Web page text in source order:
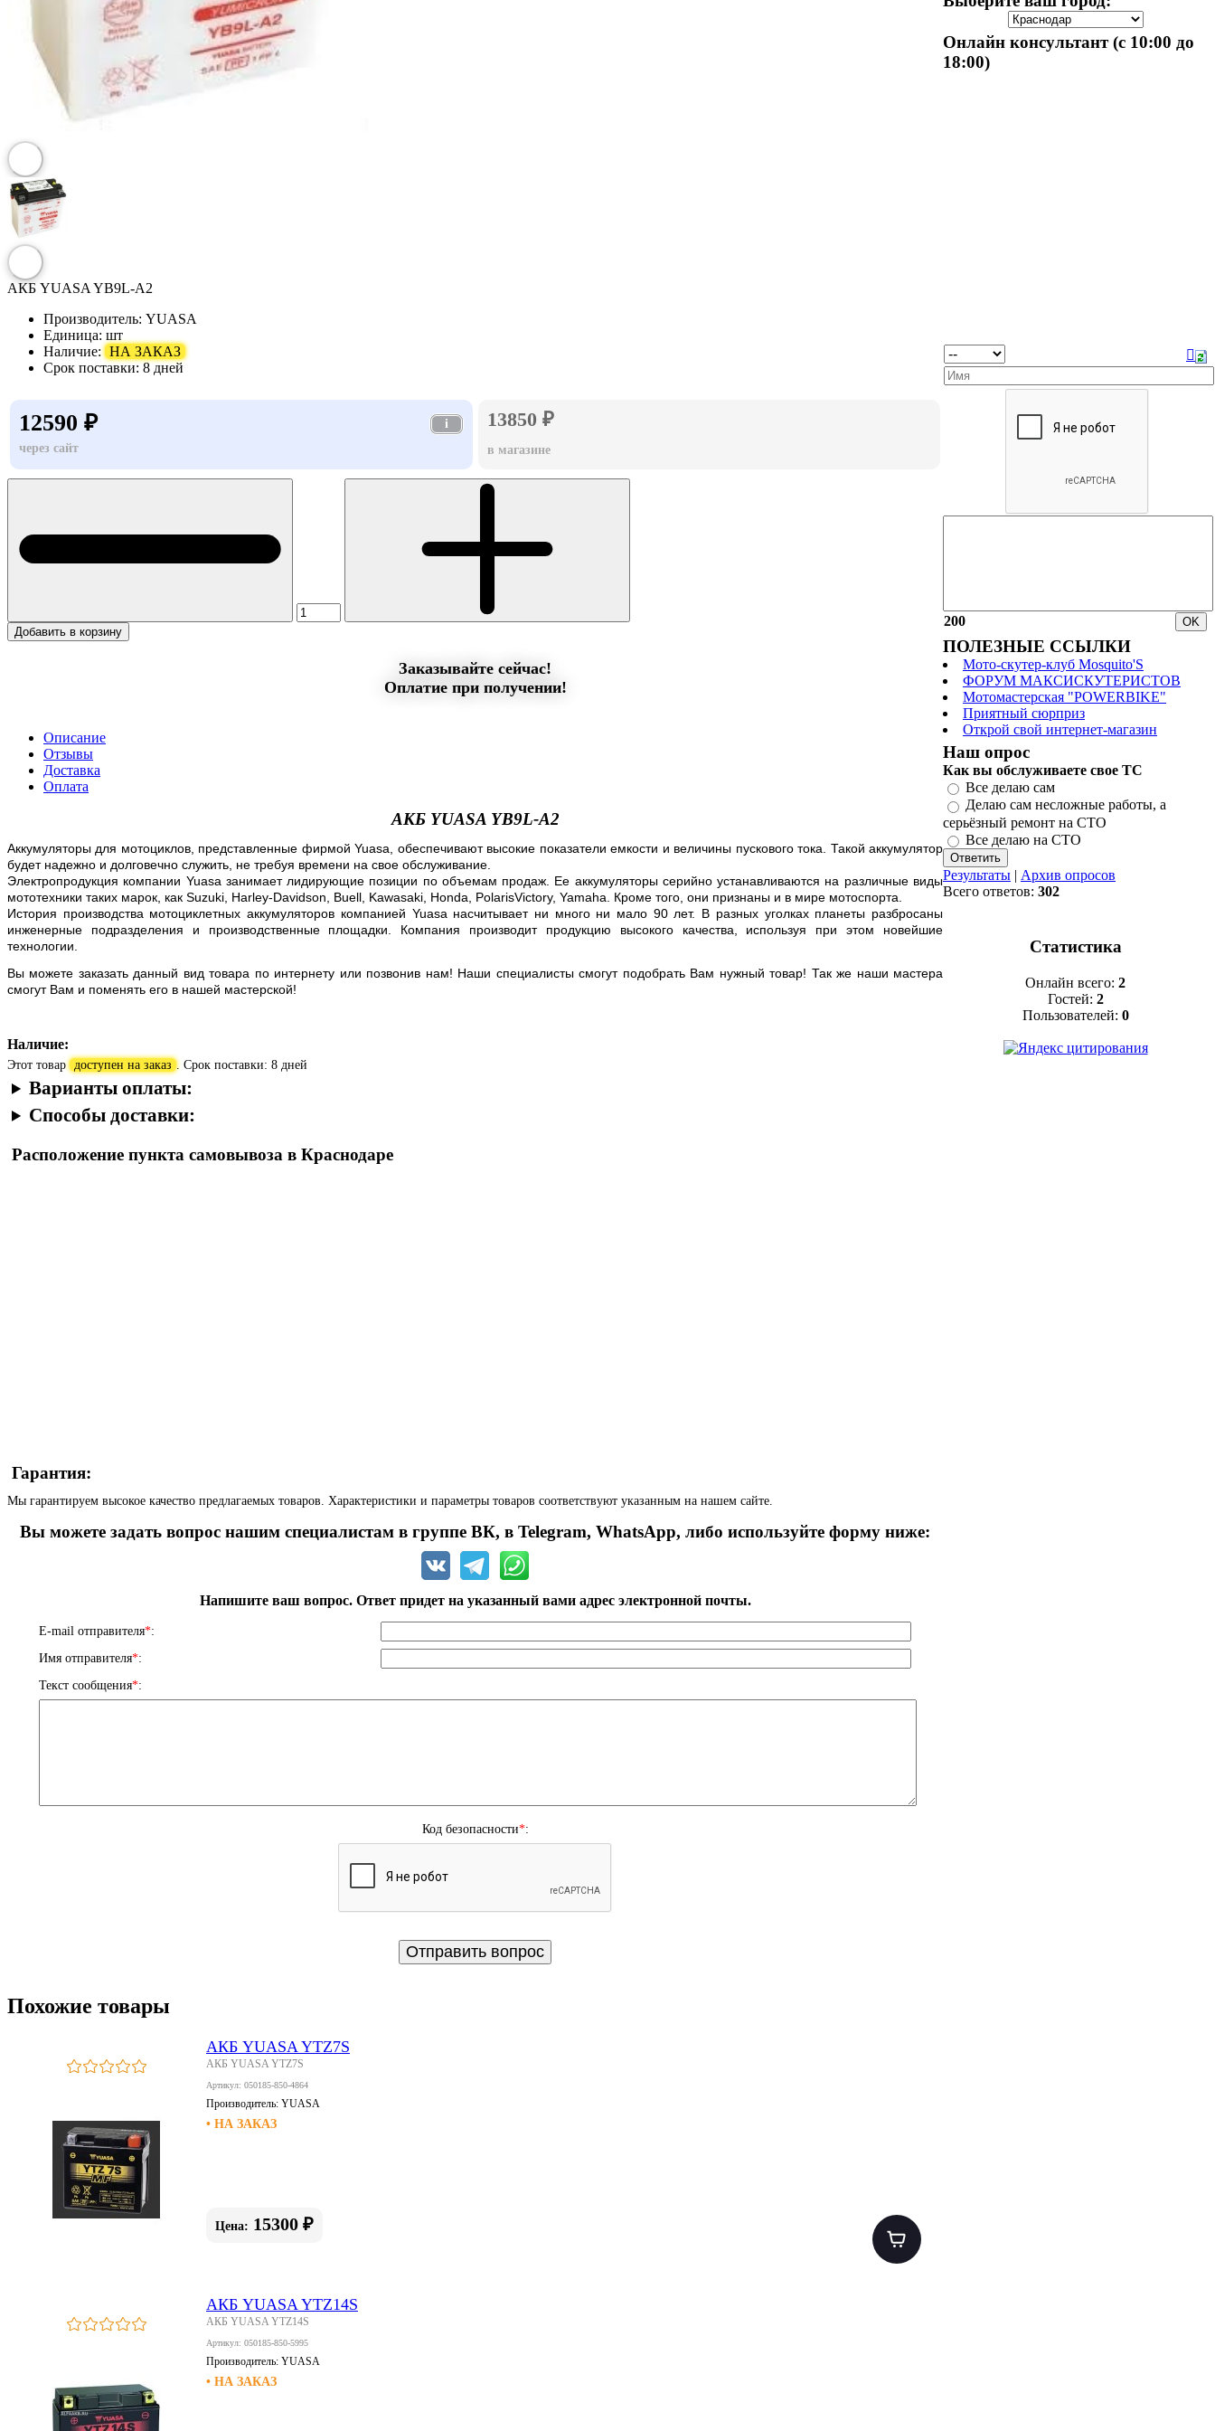
АКБ YUASA YB9L-A2
Производитель: YUASA
Единица: шт
Наличие: НА ЗАКАЗ
Срок поставки: 8 дней
12590 ₽
i
через сайт
13850 ₽
в магазине
Добавить в корзину
Заказывайте сейчас!
Оплатие при получении!
Описание
Отзывы
Доставка
Оплата
АКБ YUASA YB9L-A2
Аккумуляторы для мотоциклов, представленные фирмой Yuasa, обеспечивают высокие показатели емкости и величины пускового тока. Такой аккумулятор
будет надежно и долговечно служить, не требуя времени на свое обслуживание.
Электропродукция компании Yuasa занимает лидирующие позиции по объемам продаж. Ее аккумуляторы серийно устанавливаются на различные виды
мототехники таких марок, как Suzuki, Harley-Davidson, Buell, Kawasaki, Honda, PolarisVictory, Yamaha. Кроме того, они признаны и в мире мотоспорта.
История производства мотоциклетных аккумуляторов компанией Yuasa насчитывает ни много ни мало 90 лет. В разных уголках планеты разбросаны
инженерные подразделения и производственные площадки. Компания производит продукцию высокого качества, используя при этом новейшие
технологии.
Вы можете заказать данный вид товара по интернету или позвонив нам! Наши специалисты смогут подобрать Вам нужный товар! Так же наши мастера
смогут Вам и поменять его в нашей мастерской!
Наличие:
Этот товар доступен на заказ . Срок поставки: 8 дней
Варианты оплаты:
Способы доставки:
Расположение пункта самовывоза в Краснодаре
Гарантия:
Мы гарантируем высокое качество предлагаемых товаров. Характеристики и параметры товаров соответствуют указанным на нашем сайте.
Вы можете задать вопрос нашим специалистам в группе ВК, в Telegram, WhatsApp, либо используйте форму ниже:
Напишите ваш вопрос. Ответ придет на указанный вами адрес электронной почты.
E-mail отправителя*:
Имя отправителя*:
Текст сообщения*:
Код безопасности*:
Похожие товары
АКБ YUASA YTZ7S
АКБ YUASA YTZ7S
Артикул: 050185-850-4864
Производитель: YUASA
• НА ЗАКАЗ
Цена: 15300 ₽
АКБ YUASA YTZ14S
АКБ YUASA YTZ14S
Артикул: 050185-850-5995
Производитель: YUASA
• НА ЗАКАЗ
Онлайн консультант (с 10:00 до
18:00)
200
ПОЛЕЗНЫЕ ССЫЛКИ
Мото-скутер-клуб Mosquito'S
ФОРУМ МАКСИСКУТЕРИСТОВ
Мотомастерская "POWERBIKE"
Приятный сюрприз
Открой свой интернет-магазин
Наш опрос
Как вы обслуживаете свое ТС
Все делаю сам
Делаю сам несложные работы, а
серьёзный ремонт на СТО
Все делаю на СТО
Результаты | Архив опросов
Всего ответов: 302
Статистика
Онлайн всего: 2
Гостей: 2
Пользователей: 0